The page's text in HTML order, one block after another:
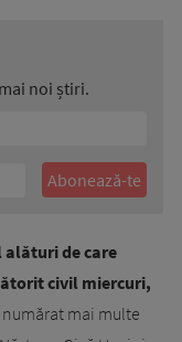
noi știri.
alături de care
civil miercuri,
mai multe